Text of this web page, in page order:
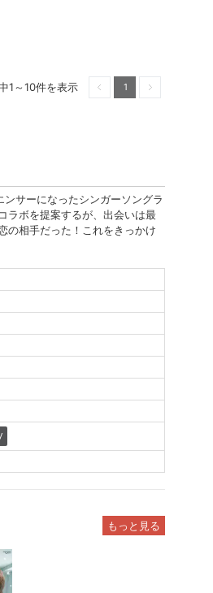
1～10件を表示 1
サーになったシンガーソングラ
ラボを提案するが、出会いは最
の相手だった！これをきっかけ
もっと見る